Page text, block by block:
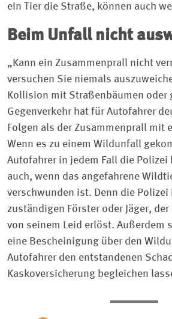
ein Tier die Straße, können auch
Beim Unfall nicht
„Kann ein Zusammenprall nicht
versuchen Sie niemals
Kollision mit Straßenbäumen oder
Gegenverkehr hat für Autofahrer
Folgen als der Zusammenprall mit
Wenn es zu einem Wildunfall
Autofahrer in jedem Fall die Polizei
auch, wenn das angefahrene
verschwunden ist. Denn die
zuständigen Förster oder Jäger,
von seinem Leid erlöst. Außerdem
eine Bescheinigung über den
Autofahrer den entstandenen
Kaskoversicherung begleichen